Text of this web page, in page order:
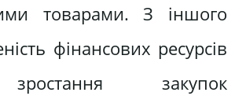
товарами. З іншого
фінансових ресурсів
закупок